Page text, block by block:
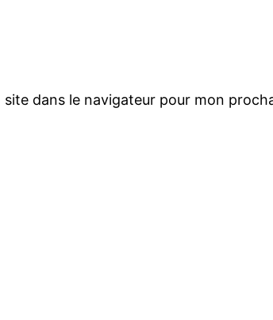
dans le navigateur pour mon